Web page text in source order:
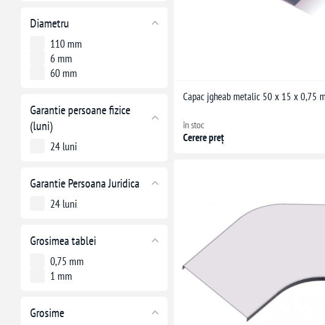
500 mm
600 mm
Diametru
110 mm
6 mm
60 mm
Garantie persoane fizice
(luni)
24 luni
Garantie Persoana Juridica
24 luni
Grosimea tablei
0,75 mm
1 mm
Grosime
Capac jgheab metalic 50 x 15 x 0,75
în stoc
Cerere preț